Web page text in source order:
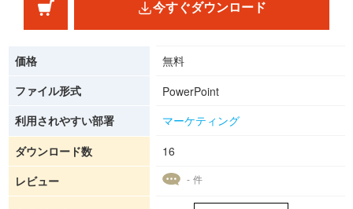
今すぐダウンロード
価格
無料
ファイル形式
PowerPoint
利用されやすい部署
マーケティング
ダウンロード数
16
レビュー
- 件